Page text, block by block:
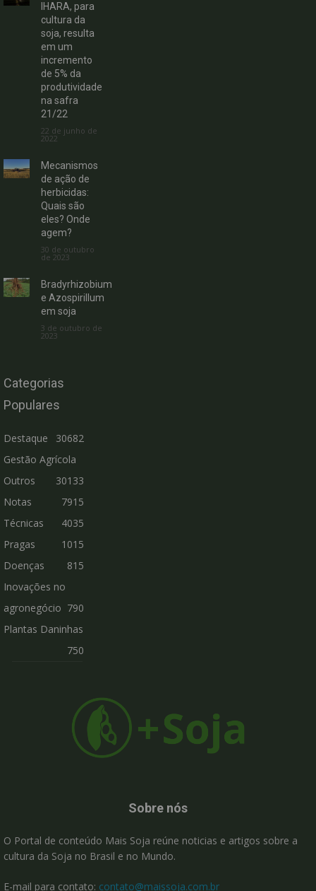
IHARA, para
cultura da
soja, resulta
em um
incremento
de 5% da
produtividade
na safra
21/22
22 de junho de
2022
Mecanismos
de ação de
herbicidas:
Quais são
eles? Onde
agem?
30 de outubro
de 2023
Bradyrhizobium
e Azospirillum
em soja
3 de outubro de
2023
Categorias
Populares
Destaque
30682
Gestão Agrícola
30133
Outros
7915
Notas
Técnicas
4035
Pragas
1015
Doenças
815
Inovações no
agronegócio 790
Plantas Daninhas
750
Sobre nós
O Portal de conteúdo Mais Soja reúne noticias e artigos sobre a
cultura da Soja no Brasil e no Mundo.
E-mail para contato: contato@maissoja.com.br